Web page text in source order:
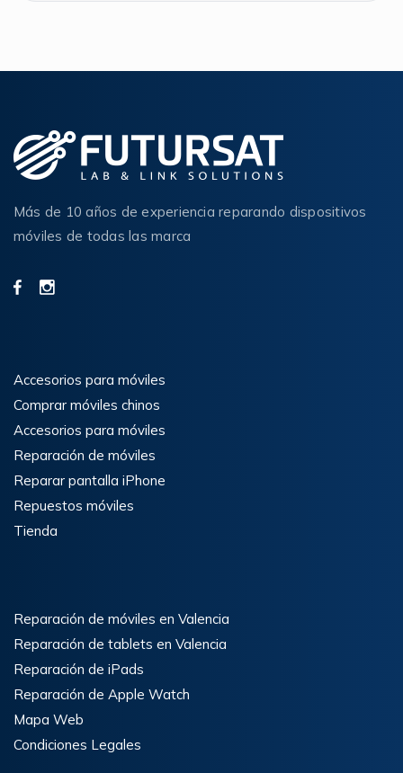
Más de 10 años de experiencia reparando dispositivos
móviles de todas las marca
Accesorios para móviles
Comprar móviles chinos
Accesorios para móviles
Reparación de móviles
Reparar pantalla iPhone
Repuestos móviles
Tienda
Reparación de móviles en Valencia
Reparación de tablets en Valencia
Reparación de iPads
Reparación de Apple Watch
Mapa Web
Condiciones Legales